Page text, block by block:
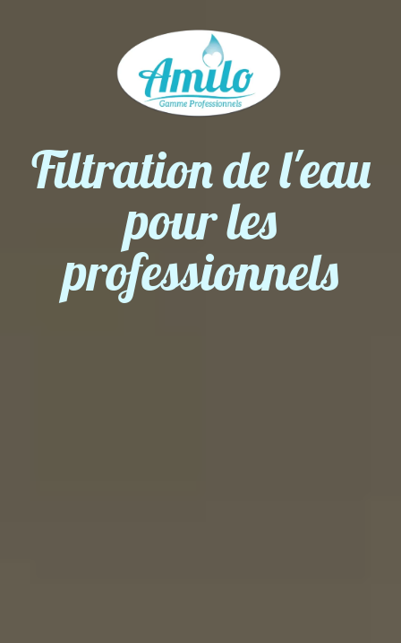
Filtration de l'eau
pour les
professionnels